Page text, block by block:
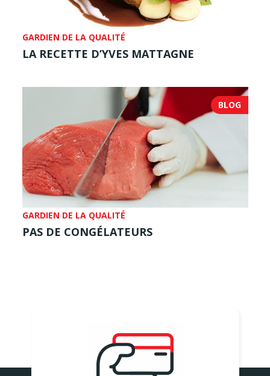
GARDIEN DE LA QUALITÉ
LA RECETTE D’YVES MATTAGNE
BLOG
GARDIEN DE LA QUALITÉ
PAS DE CONGÉLATEURS